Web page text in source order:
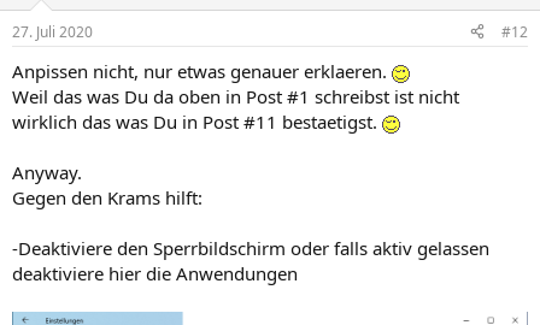
27. Juli 2020 #12
Anpissen nicht, nur etwas genauer erklaeren.
Weil das was Du da oben in Post #1 schreibst ist nicht
wirklich das was Du in Post #11 bestaetigst.
Anyway.
Gegen den Krams hilft:
-Deaktiviere den Sperrbildschirm oder falls aktiv gelassen
deaktiviere hier die Anwendungen